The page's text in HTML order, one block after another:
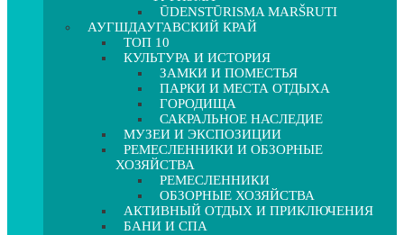
ŪDENSTŪRISMA MARŠRUTI
АУГШДАУГАВСКИЙ КРАЙ
ТОП 10
КУЛЬТУРА И ИСТОРИЯ
ЗАМКИ И ПОМЕСТЬЯ
ПАРКИ И МЕСТА ОТДЫХА
ГОРОДИЩА
САКРАЛЬНОЕ НАСЛЕДИЕ
МУЗЕИ И ЭКСПОЗИЦИИ
РЕМЕСЛЕННИКИ И ОБЗОРНЫЕ
ХОЗЯЙСТВА
РЕМЕСЛЕННИКИ
ОБЗОРНЫЕ ХОЗЯЙСТВА
АКТИВНЫЙ ОТДЫХ И ПРИКЛЮЧЕНИЯ
БАНИ И СПА